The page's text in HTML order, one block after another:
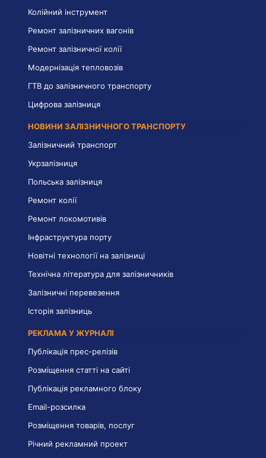
Колійний інструмент
Ремонт залізничних вагонів
Ремонт залізничної колії
Модернізація тепловозів
ГТВ до залізничного транспорту
Цифрова залізниця
НОВИНИ ЗАЛІЗНИЧНОГО ТРАНСПОРТУ
Залізничний транспорт
Укрзалізниця
Польська залізниця
Ремонт колії
Ремонт локомотивів
Інфраструктура порту
Новітні технології на залізниці
Технічна література для залізничників
Залізничні перевезення
Історія залізниць
РЕКЛАМА У ЖУРНАЛІ
Публікація прес-релізів
Розміщення статті на сайті
Публікація рекламного блоку
Email-розсилка
Розміщення товарів, послуг
Річний рекламний проект